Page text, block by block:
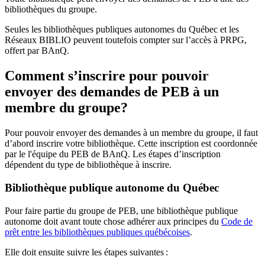
bibliothèques du groupe.
Seules les bibliothèques publiques autonomes du Québec et les
Réseaux BIBLIO peuvent toutefois compter sur l’accès à PRPG,
offert par BAnQ.
Comment s’inscrire pour pouvoir
envoyer des demandes de PEB à un
membre du groupe?
Pour pouvoir envoyer des demandes à un membre du groupe, il faut
d’abord inscrire votre bibliothèque. Cette inscription est coordonnée
par le l'équipe du PEB de BAnQ. Les étapes d’inscription
dépendent du type de bibliothèque à inscrire.
Bibliothèque publique autonome du Québec
Pour faire partie du groupe de PEB, une bibliothèque publique
autonome doit avant toute chose adhérer aux principes du Code de
prêt entre les bibliothèques publiques québécoises.
Elle doit ensuite suivre les étapes suivantes :